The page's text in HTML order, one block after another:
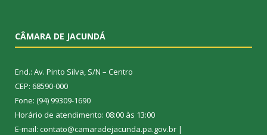
CÂMARA DE JACUNDÁ
End.: Av. Pinto Silva, S/N – Centro
CEP: 68590-000
Fone: (94) 99309-1690
Horário de atendimento: 08:00 às 13:00
E-mail: contato@camaradejacunda.pa.gov.br |